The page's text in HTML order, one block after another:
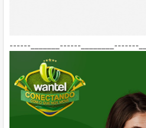
------_______------________-------___